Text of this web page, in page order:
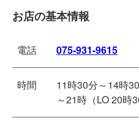
お店の基本情報
電話 075-931-9615
時間
11時30分～14時
～21時（LO 20時